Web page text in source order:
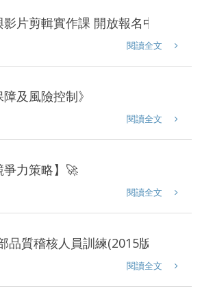
片剪輯實作課 開放報名中！】
閱讀全文
及風險控制》
閱讀全文
力策略】🚀
閱讀全文
品質稽核人員訓練(2015版)】🎓
閱讀全文